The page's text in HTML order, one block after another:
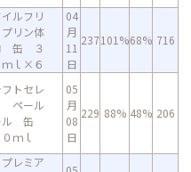
ルフリ
リン体
缶 ３
ｍｌ×６
04
月
11
日
237101%68% 716
トセレ
ペール
ル 缶
ｍｌ
05
月
08
日
229 88% 48% 206
レミア